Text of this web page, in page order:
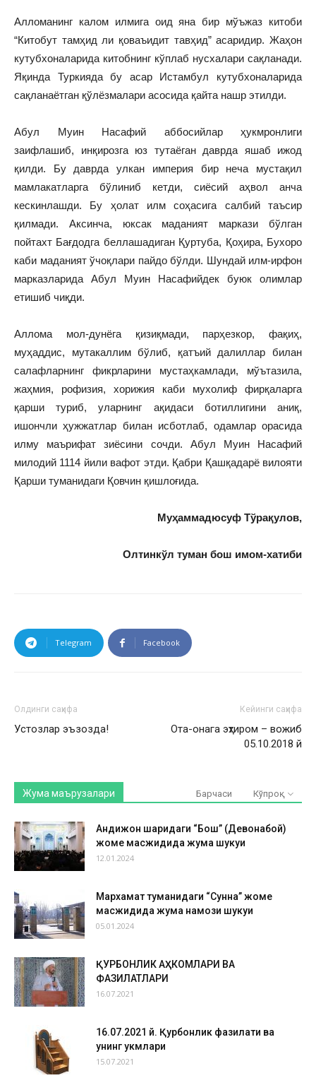
Алломанинг калом илмига оид яна бир мўъжаз китоби
“Китобут тамҳид ли қоваъидит тавҳид” асаридир. Жаҳон
кутубхоналарида китобнинг кўплаб нусхалари сақланади.
Яқинда Туркияда бу асар Истамбул кутубхоналарида
сақланаётган қўлёзмалари асосида қайта нашр этилди.
Абул Муин Насафий аббосийлар ҳукмронлиги
заифлашиб, инқирозга юз тутаёган даврда яшаб ижод
қилди. Бу даврда улкан империя бир неча мустақил
мамлакатларга бўлиниб кетди, сиёсий аҳвол анча
кескинлашди. Бу ҳолат илм соҳасига салбий таъсир
қилмади. Аксинча, юксак маданият маркази бўлган
пойтахт Бағдодга беллашадиган Қуртуба, Қоҳира, Бухоро
каби маданият ўчоқлари пайдо бўлди. Шундай илм-ирфон
марказларида Абул Муин Насафийдек буюк олимлар
етишиб чиқди.
Аллома мол-дунёга қизиқмади, парҳезкор, фақиҳ,
муҳаддис, мутакаллим бўлиб, қатъий далиллар билан
салафларнинг фикрларини мустаҳкамлади, мўътазила,
жаҳмия, рофизия, хорижия каби мухолиф фирқаларга
қарши туриб, уларнинг ақидаси ботиллигини аниқ,
ишончли ҳужжатлар билан исботлаб, одамлар орасида
илму маърифат зиёсини сочди. Абул Муин Насафий
милодий 1114 йили вафот этди. Қабри Қашқадарё вилояти
Қарши туманидаги Қовчин қишлоғида.
Муҳаммадюсуф Тўрақулов,
Олтинкўл туман бош имом-хатиби
Telegram Facebook
Олдинги саҳифа
Устозлар эъзозда!
Кейинги саҳифа
Ота-онага эҳтиром – вожиб
05.10.2018 й
Жума маърузалари Барчаси Кўпроқ
Андижон шаҳридаги “Бош” (Девонабой)
жоме масжидида жума шукуҳи
12.01.2024
Мархамат туманидаги “Сунна” жоме
масжидида жума намози шукуҳи
05.01.2024
ҚУРБОНЛИК АҲКОМЛАРИ ВА
ФАЗИЛАТЛАРИ
16.07.2021
16.07.2021 й. Қурбонлик фазилати ва
унинг ҳукмлари
15.07.2021